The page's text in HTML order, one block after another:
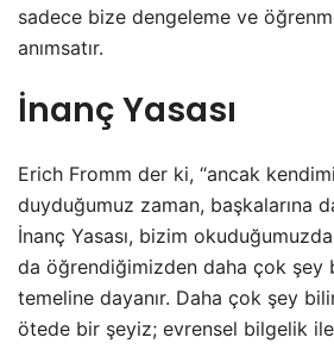
sadece bize dengeleme ve
anımsatır.
İnanç Yasası
Erich Fromm der ki, “ancak
duyduğumuz zaman, başkalarına
İnanç Yasası, bizim
da öğrendiğimizden daha çok şey
temeline dayanır. Daha çok şey
ötede bir şeyiz; evrensel bilgelik